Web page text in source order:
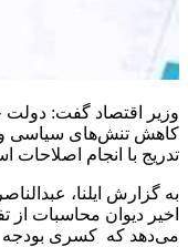
وزیر اقتصاد گفت: دولت
کاهش تنش‌های سیاسی و
تدریج با انجام اصلاحات
به گزارش ایلنا،